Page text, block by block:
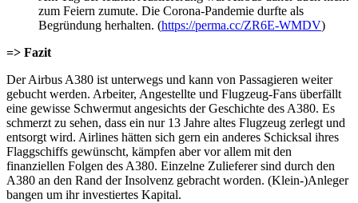
zum Feiern zumute. Die Corona-Pandemie durfte als
Begründung herhalten. (https://perma.cc/ZR6E-WMDV)
=> Fazit
Der Airbus A380 ist unterwegs und kann von Passagieren weiter
gebucht werden. Arbeiter, Angestellte und Flugzeug-Fans überfällt
eine gewisse Schwermut angesichts der Geschichte des A380. Es
schmerzt zu sehen, dass ein nur 13 Jahre altes Flugzeug zerlegt und
entsorgt wird. Airlines hätten sich gern ein anderes Schicksal ihres
Flaggschiffs gewünscht, kämpfen aber vor allem mit den
finanziellen Folgen des A380. Einzelne Zulieferer sind durch den
A380 an den Rand der Insolvenz gebracht worden. (Klein-)Anleger
bangen um ihr investiertes Kapital.